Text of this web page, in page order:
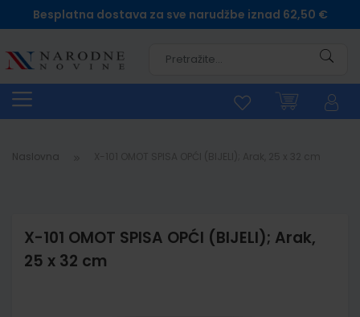
Besplatna dostava za sve narudžbe iznad 62,50 €
Naslovna
X-101 OMOT SPISA OPĆI (BIJELI); Arak,
25 x 32 cm